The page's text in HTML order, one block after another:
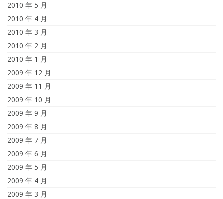
2010 年 5 月
2010 年 4 月
2010 年 3 月
2010 年 2 月
2010 年 1 月
2009 年 12 月
2009 年 11 月
2009 年 10 月
2009 年 9 月
2009 年 8 月
2009 年 7 月
2009 年 6 月
2009 年 5 月
2009 年 4 月
2009 年 3 月